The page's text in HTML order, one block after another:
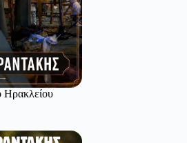
Ηρακλείου